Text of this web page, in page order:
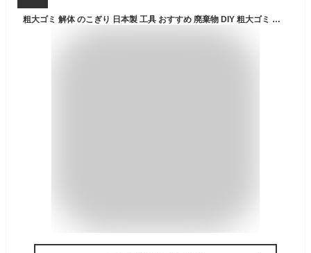
粗大ゴミ 解体 のこぎり 日本製 工具 おすすめ 廃棄物 DIY 粗大ゴミ 解体用 万能のこぎり カーペット のこぎり ダンボール 鉄 ステンレス プラスチック 特殊焼入鋼 使いやすい 握りやすい 【328360】